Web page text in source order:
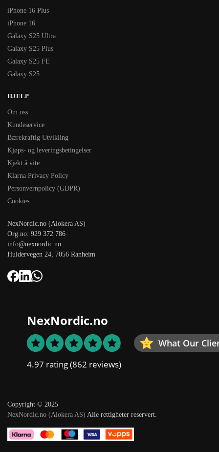
iPhone 16 Plus
iPhone 16
Galaxy S25 Ultra
Galaxy S25 Plus
Galaxy S25 FE
Galaxy S25
HJELP
Om oss
Kundeservice
Bærekraftig Utvikling
Kjøps- og leveringsbetingelser
Kjekt å vite
Klarna Privacy Policy
Personvernpolicy (GDPR)
Cookies
NexNordic.no (Alokera AS)
Org.no: 929 372 786
info@nexnordic.no
Huldervegen 24, 7056 Ranheim
NexNordic.no
What Our
4.97 rating(862 reviews)
Copyright © 2025
NexNordic.no (Alokera AS) Alle rettigheter reservert.